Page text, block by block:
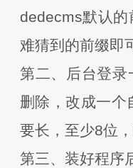
dedecms默认
难猜到的前缀即
第二、后台登
删除，改成一个
要长，至少8位
第三、装好程序